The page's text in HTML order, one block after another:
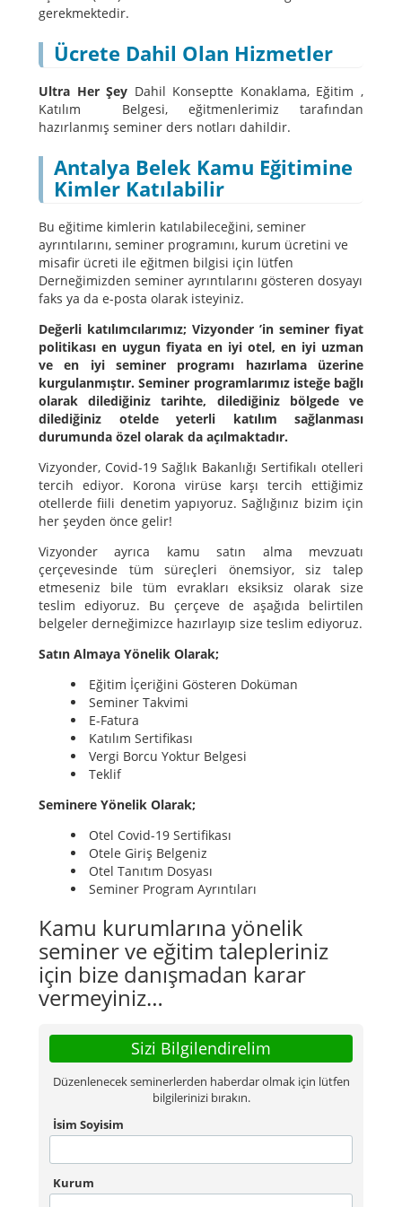
gerekmektedir.
Ücrete Dahil Olan Hizmetler
Ultra Her Şey Dahil Konseptte Konaklama, Eğitim ,
Katılım Belgesi, eğitmenlerimiz tarafından
hazırlanmış seminer ders notları dahildir.
Antalya Belek Kamu Eğitimine
Kimler Katılabilir
Bu eğitime kimlerin katılabileceğini, seminer
ayrıntılarını, seminer programını, kurum ücretini ve
misafir ücreti ile eğitmen bilgisi için lütfen
Derneğimizden seminer ayrıntılarını gösteren dosyayı
faks ya da e-posta olarak isteyiniz.
Değerli katılımcılarımız; Vizyonder ’in seminer fiyat
politikası en uygun fiyata en iyi otel, en iyi uzman
ve en iyi seminer programı hazırlama üzerine
kurgulanmıştır. Seminer programlarımız isteğe bağlı
olarak dilediğiniz tarihte, dilediğiniz bölgede ve
dilediğiniz otelde yeterli katılım sağlanması
durumunda özel olarak da açılmaktadır.
Vizyonder, Covid-19 Sağlık Bakanlığı Sertifikalı otelleri
tercih ediyor. Korona virüse karşı tercih ettiğimiz
otellerde fiili denetim yapıyoruz. Sağlığınız bizim için
her şeyden önce gelir!
Vizyonder ayrıca kamu satın alma mevzuatı
çerçevesinde tüm süreçleri önemsiyor, siz talep
etmeseniz bile tüm evrakları eksiksiz olarak size
teslim ediyoruz. Bu çerçeve de aşağıda belirtilen
belgeler derneğimizce hazırlayıp size teslim ediyoruz.
Satın Almaya Yönelik Olarak;
Eğitim İçeriğini Gösteren Doküman
Seminer Takvimi
E-Fatura
Katılım Sertifikası
Vergi Borcu Yoktur Belgesi
Teklif
Seminere Yönelik Olarak;
Otel Covid-19 Sertifikası
Otele Giriş Belgeniz
Otel Tanıtım Dosyası
Seminer Program Ayrıntıları
Kamu kurumlarına yönelik
seminer ve eğitim talepleriniz
için bize danışmadan karar
vermeyiniz…
Sizi Bilgilendirelim
Düzenlenecek seminerlerden haberdar olmak için lütfen
bilgilerinizi bırakın.
İsim Soyisim
Kurum